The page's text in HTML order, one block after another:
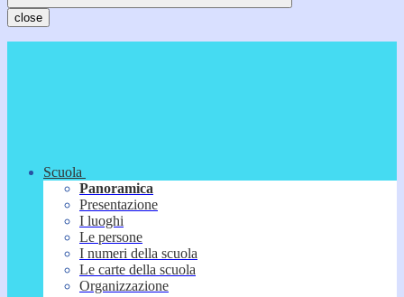
close
Scuola
Panoramica
Presentazione
I luoghi
Le persone
I numeri della scuola
Le carte della scuola
Organizzazione